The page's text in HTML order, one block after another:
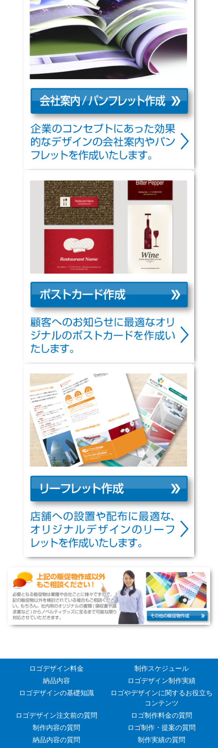
ロゴデザイン料金
制作スケジュール
納品内容
ロゴデザイン制作実績
ロゴデザインの基礎知識
ロゴやデザインに関するお役立ち
コンテンツ
ロゴデザイン注文前の質問
ロゴ制作料金の質問
制作内容の質問
ロゴ制作・提案の質問
納品内容の質問
制作実績の質問